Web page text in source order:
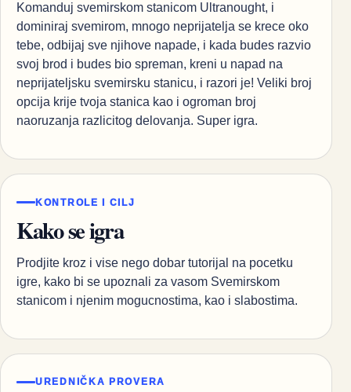
Komanduj svemirskom stanicom Ultranought, i
dominiraj svemirom, mnogo neprijatelja se krece oko
tebe, odbijaj sve njihove napade, i kada budes razvio
svoj brod i budes bio spreman, kreni u napad na
neprijateljsku svemirsku stanicu, i razori je! Veliki broj
opcija krije tvoja stanica kao i ogroman broj
naoruzanja razlicitog delovanja. Super igra.
KONTROLE I CILJ
Kako se igra
Prodjite kroz i vise nego dobar tutorijal na pocetku
igre, kako bi se upoznali za vasom Svemirskom
stanicom i njenim mogucnostima, kao i slabostima.
UREDNIČKA PROVERA